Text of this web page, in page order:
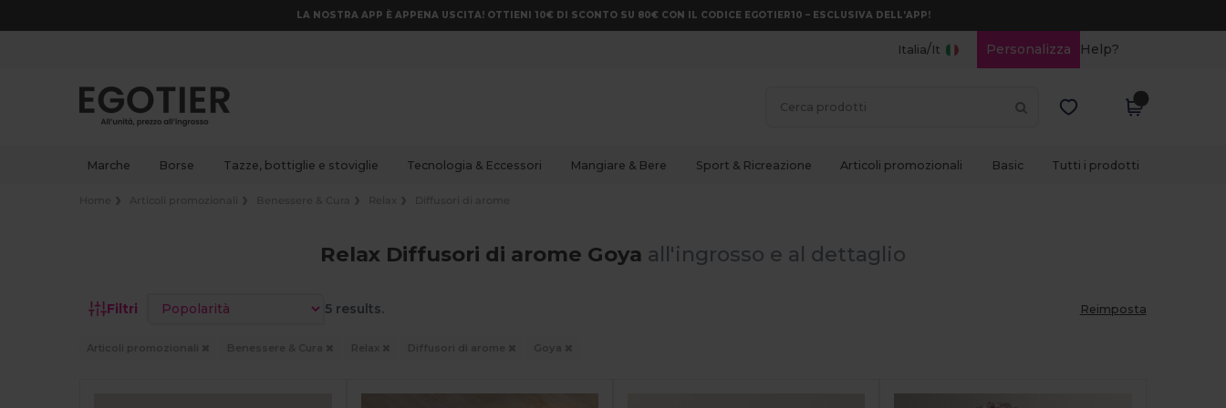
LA NOSTRA APP È APPENA USCITA! OTTIENI 10€ DI SCONTO SU 80€ CON IL CODICE EGOTIER10 – ESCLUSIVA DELL’APP!
Italia/It Personalizza Help?
Marche Borse Tazze, bottiglie e stoviglie Tecnologia & Eccessori Mangiare & Bere Sport & Ricreazione Articoli promozionali Basic Tutti i prodotti
Relax Diffusori di arome Goya all'ingrosso e al dettaglio
Filtri Ordina per 5 results. Reimposta